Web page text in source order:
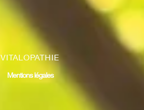
VITALOPATHIE
Mentions légales